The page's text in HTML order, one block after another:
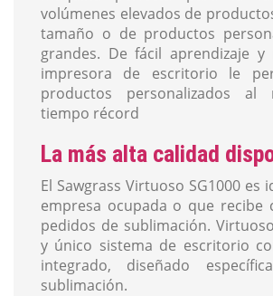
volúmenes elevados de
tamaño o de productos
grandes. De fácil aprendizaje y
impresora de escritorio le
productos personalizados al
tiempo récord
La más alta calidad
El Sawgrass Virtuoso SG1000 es
empresa ocupada o que recibe
pedidos de sublimación.
y único sistema de escritorio
integrado, diseñado
sublimación.